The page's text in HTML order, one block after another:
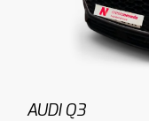
AUDI Q3